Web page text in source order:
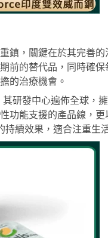
鎮，關鍵在於其完善
前的替代品，同時確
的治療機會。
研發中心遍佈全球，
功能支援的產品線，
持續效果，適合注重生